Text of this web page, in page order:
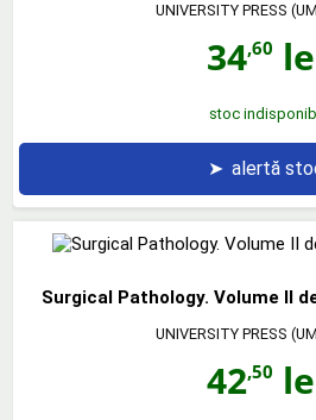
UNIVERSITY PRESS
34,60
stoc
➤ alertă
Surgical Pathology. Volume II
UNIVERSITY PRESS
42,50